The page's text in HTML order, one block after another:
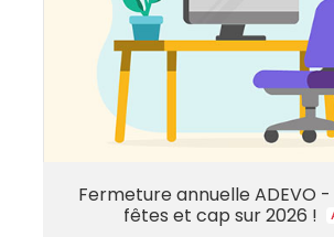
Fermeture annuelle ADEVO
fêtes et cap sur 2026 !